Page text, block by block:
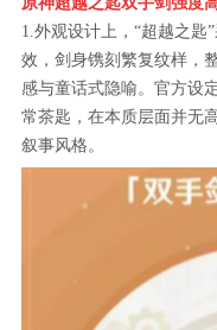
1.外观设计上，“超越之匙
效，剑身镌刻繁复纹样，
感与童话式隐喻。官方设
常茶匙，在本质层面并无
叙事风格。